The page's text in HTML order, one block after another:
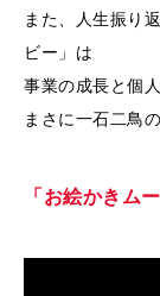
また、人生振り
ビー」は
事業の成長と個
まさに一石二鳥
「お絵かきム